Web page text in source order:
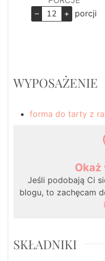
–
+ porcji
WYPOSAŻENIE
forma do tarty z
Okaż
Jeśli podobają Ci
blogu, to zachęcam
SKŁADNIKI